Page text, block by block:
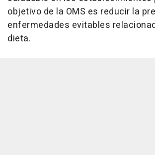
objetivo de la OMS es reducir la
enfermedades evitables
dieta.